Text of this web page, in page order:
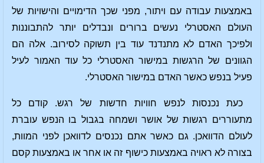
באמצעות עבודה עם ויתור, מפני שכך הדימויים והישויות של
העולם האסטרלי נעשים ברורים ונבדלים יותר להתבוננות
ולפיכך האדם לא מתנדנד עוד בין תשוקה לסירוב. אלה הם
הגוונים של הרגשות במישור האסטרלי כל עוד האמור לעיל
פעיל בנפש כאשר האדם במישור האסטרלי.
כעת נכנסות לנפש חוויות חדשות של רגש. קודם כל
מתעוררים רגשות של אושר ושמחה בגבול בו הנפש עוברת
לעולם הדוואכן. גם כאשר אתם נכנסים לדוואכן לפני המוות,
בצורה לא ראויה באמצעות כישוף זה או אחר או באמצעות קסם